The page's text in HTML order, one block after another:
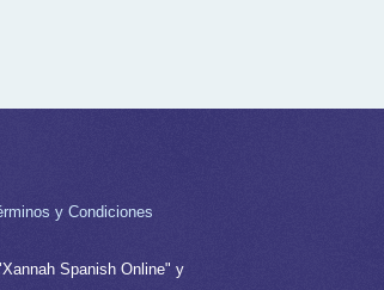
y Condiciones
Spanish Online" y